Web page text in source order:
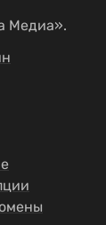
Медиа».